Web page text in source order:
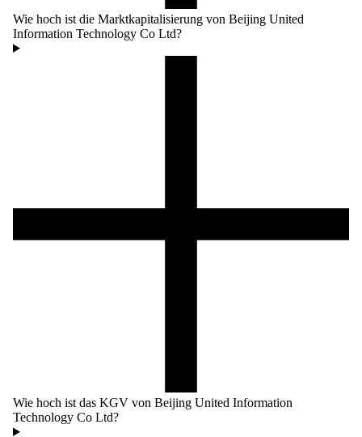
Wie hoch ist die Marktkapitalisierung von Beijing United
Information Technology Co Ltd?
Wie hoch ist das KGV von Beijing United Information
Technology Co Ltd?